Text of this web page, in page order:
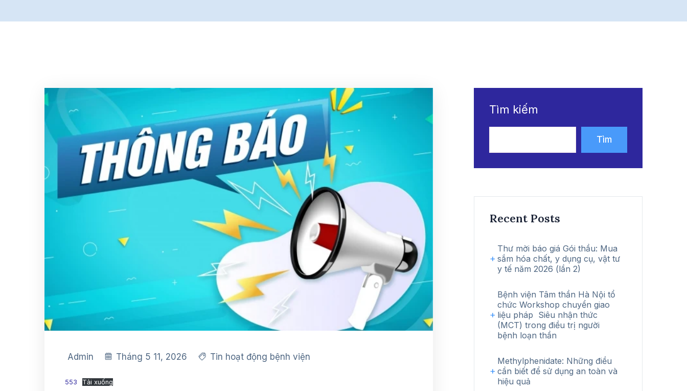
Admin Tháng 5 11, 2026 Tin hoạt động bệnh viện
553 Tải xuống
Tìm kiếm
Tìm
kiếm
Recent Posts
Thư mời báo giá Gói thầu: Mua
sắm hóa chất, y dụng cụ, vật tư
y tế năm 2026 (lần 2)
Bệnh viện Tâm thần Hà Nội tổ
chức Workshop chuyển giao
liệu pháp Siêu nhận thức
(MCT) trong điều trị người
bệnh loạn thần
Methylphenidate: Những điều
cần biết để sử dụng an toàn và
hiệu quả